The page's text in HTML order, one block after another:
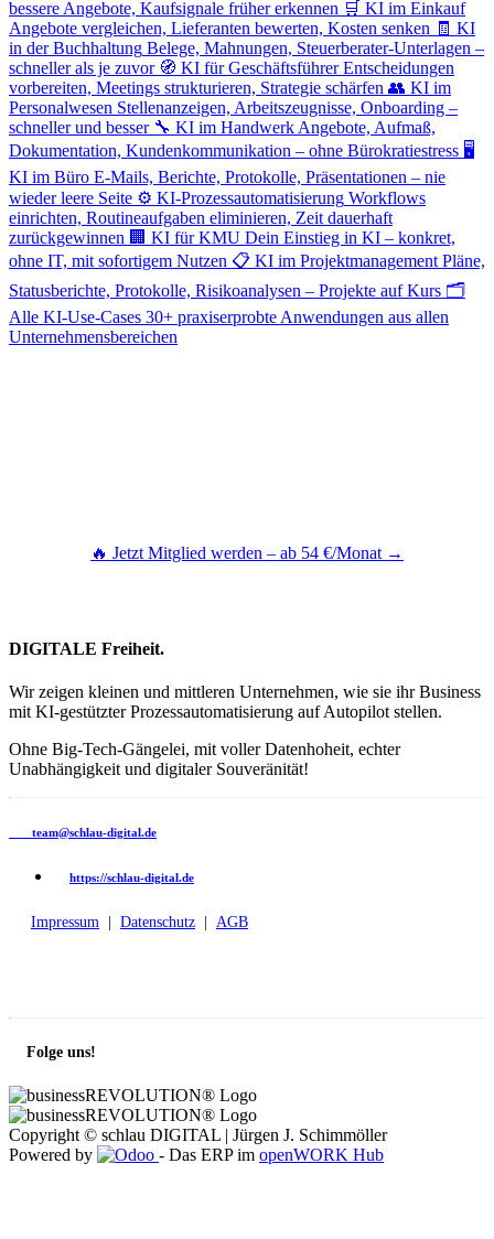
bessere Angebote, Kaufsignale früher erkennen 🛒 KI im Einkauf
Angebote vergleichen, Lieferanten bewerten, Kosten senken 🧾 KI
in der Buchhaltung Belege, Mahnungen, Steuerberater-Unterlagen –
schneller als je zuvor 🧭 KI für Geschäftsführer Entscheidungen
vorbereiten, Meetings strukturieren, Strategie schärfen 👥 KI im
Personalwesen Stellenanzeigen, Arbeitszeugnisse, Onboarding –
schneller und besser 🔧 KI im Handwerk Angebote, Aufmaß,
Dokumentation, Kundenkommunikation – ohne Bürokratiestress 🖥️
KI im Büro E-Mails, Berichte, Protokolle, Präsentationen – nie
wieder leere Seite ⚙️ KI-Prozessautomatisierung Workflows
einrichten, Routineaufgaben eliminieren, Zeit dauerhaft
zurückgewinnen 🏢 KI für KMU Dein Einstieg in KI – konkret,
ohne IT, mit sofortigem Nutzen 📋 KI im Projektmanagement Pläne,
Statusberichte, Protokolle, Risikoanalysen – Projekte auf Kurs 🗂️
Alle KI-Use-Cases 30+ praxiserprobte Anwendungen aus allen
Unternehmensbereichen
🔥 Jetzt Mitglied werden – ab 54 €/Monat →
DIGITALE Freiheit.
Wir zeigen kleinen und mittleren Unternehmen, wie sie ihr Business
mit KI-gestützter Prozessautomatisierung auf Autopilot stellen.
Ohne Big-Tech-Gängelei, mit voller Datenhoheit, echter
Unabhängigkeit und digitaler Souveränität!
team@schlau-digital.de
https://schlau-digital.de
Impressum Datenschutz AGB
Folge uns!
Copyright © schlau DIGITAL | Jürgen J. Schimmöller
Powered by
- Das ERP im openWORK Hub